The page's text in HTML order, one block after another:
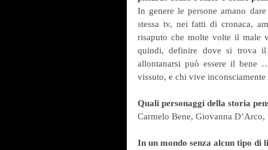
In genere le persone amano
stessa tv, nei fatti di cronaca,
risaputo che molte volte il male
quindi, definire dove si trova il
allontanarsi può essere il bene
vissuto, e chi vive
Quali personaggi della storia
Carmelo Bene, Giovanna
In un mondo senza alcun tipo di